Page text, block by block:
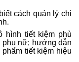
cách quản lý chi
hình tiết kiệm phù
nữ; hướng dẫn
tiết kiệm hiệu